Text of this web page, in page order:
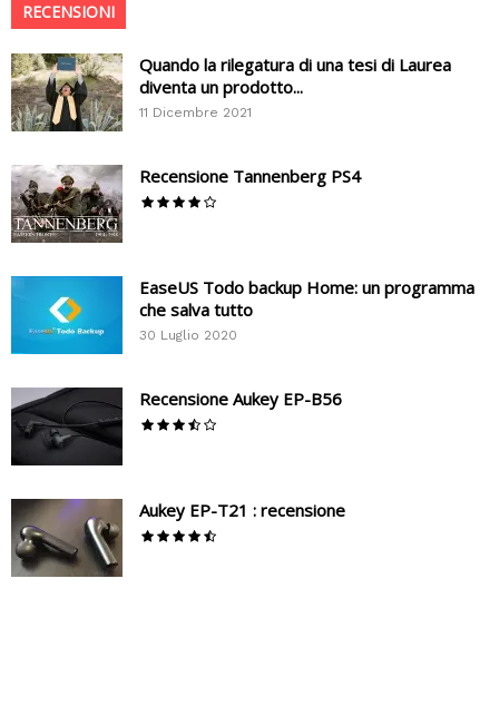
RECENSIONI
Quando la rilegatura di una tesi di Laurea
diventa un prodotto...
11 Dicembre 2021
Recensione Tannenberg PS4
EaseUS Todo backup Home: un programma
che salva tutto
30 Luglio 2020
Recensione Aukey EP-B56
Aukey EP-T21 : recensione